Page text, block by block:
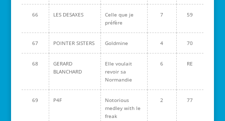
66 LES DESAXES
Celle que je
préfère
7 59
67 POINTER SISTERS Goldmine 4 70
68
GERARD
BLANCHARD
Elle voulait
revoir sa
Normandie
6 RE
69 P4F
Notorious
medley with le
freak
2 77